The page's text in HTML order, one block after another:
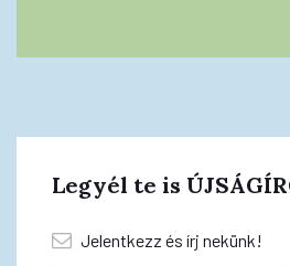
Legyél te is
Jelentkezz és írj nekünk!